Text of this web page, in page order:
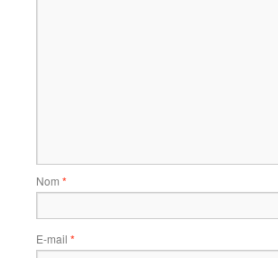
Nom *
E-mail *